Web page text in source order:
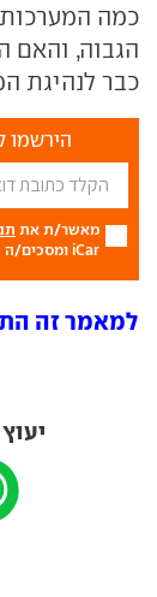
כמה
הגבוה, והאם
כבר לנהיגת
הירשמו
מאשר/ת את
iCar ומסכים/ה לקבל מכם דברי פרסום.
למאמר זה התפרסמו